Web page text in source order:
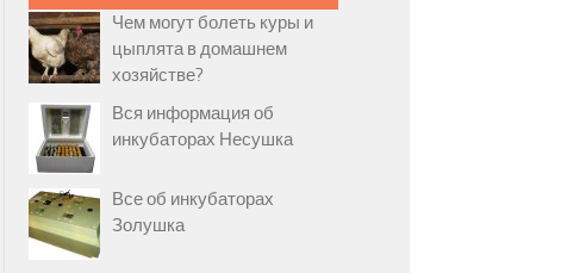
Чем могут болеть куры и
цыплята в домашнем
хозяйстве?
Вся информация об
инкубаторах Несушка
Все об инкубаторах
Золушка